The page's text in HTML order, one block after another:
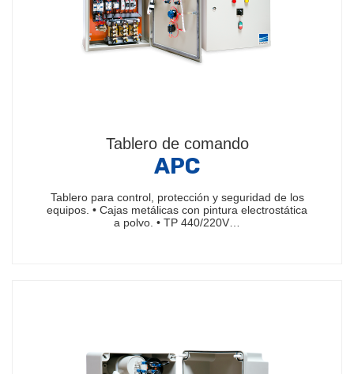
Tablero de comando
APC
Tablero para control, protección y seguridad de los
equipos. • Cajas metálicas con pintura electrostática
a polvo. • TP 440/220V…